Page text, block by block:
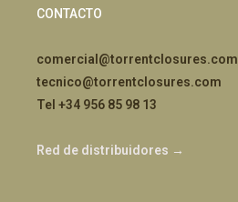
CONTACTO
comercial@torrentclosures.com
tecnico@torrentclosures.com
Tel +34 956 85 98 13
Red de distribuidores →